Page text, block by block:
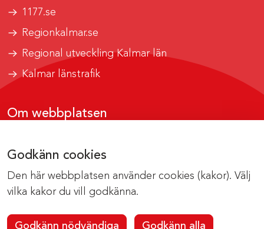
Godkänn cookies
Den här webbplatsen använder cookies (kakor). Välj
vilka kakor du vill godkänna.
Godkänn nödvändiga Godkänn alla
1177.se
Regionkalmar.se
Regional utveckling Kalmar län
Kalmar länstrafik
Om webbplatsen
Om cookies
Kontakta webbredaktionen